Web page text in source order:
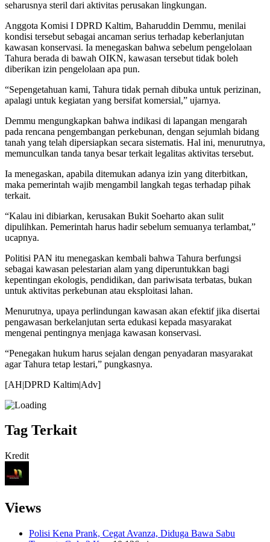
seharusnya steril dari aktivitas perusakan lingkungan.
Anggota Komisi I DPRD Kaltim, Baharuddin Demmu, menilai
kondisi tersebut sebagai ancaman serius terhadap keberlanjutan
kawasan konservasi. Ia menegaskan bahwa sebelum pengelolaan
Tahura berada di bawah OIKN, kawasan tersebut tidak boleh
diberikan izin pengelolaan apa pun.
“Sepengetahuan kami, Tahura tidak pernah dibuka untuk perizinan,
apalagi untuk kegiatan yang bersifat komersial,” ujarnya.
Demmu mengungkapkan bahwa indikasi di lapangan mengarah
pada rencana pengembangan perkebunan, dengan sejumlah bidang
tanah yang telah dipersiapkan secara sistematis. Hal ini, menurutnya,
memunculkan tanda tanya besar terkait legalitas aktivitas tersebut.
Ia menegaskan, apabila ditemukan adanya izin yang diterbitkan,
maka pemerintah wajib mengambil langkah tegas terhadap pihak
terkait.
“Kalau ini dibiarkan, kerusakan Bukit Soeharto akan sulit
dipulihkan. Pemerintah harus hadir sebelum semuanya terlambat,”
ucapnya.
Politisi PAN itu menegaskan kembali bahwa Tahura berfungsi
sebagai kawasan pelestarian alam yang diperuntukkan bagi
kepentingan ekologis, pendidikan, dan pariwisata terbatas, bukan
untuk aktivitas perkebunan atau eksploitasi lahan.
Menurutnya, upaya perlindungan kawasan akan efektif jika disertai
pengawasan berkelanjutan serta edukasi kepada masyarakat
mengenai pentingnya menjaga kawasan konservasi.
“Penegakan hukum harus sejalan dengan penyadaran masyarakat
agar Tahura tetap lestari,” pungkasnya.
[AH|DPRD Kaltim|Adv]
Tag Terkait
Kredit
Views
Polisi Kena Prank, Cegat Avanza, Diduga Bawa Sabu